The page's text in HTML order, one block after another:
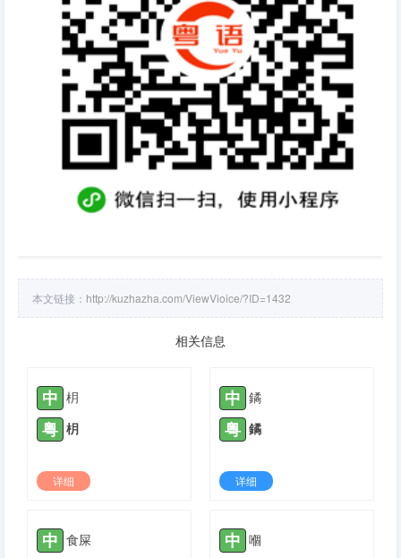
本文链接： http://kuzhazha.com/ViewVioice/?ID=1432
相关信息
中 枂
粤 枂
详细
中 鐍
粤 鐍
详细
中 食屎 中 嗰